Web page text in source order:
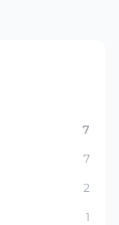
7
7
2
1